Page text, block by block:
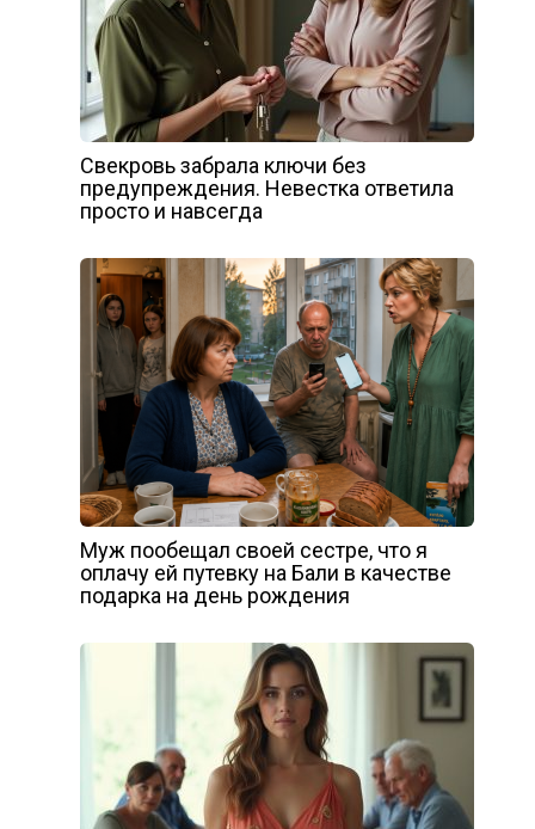
Свекровь забрала ключи без
предупреждения. Невестка ответила
просто и навсегда
Муж пообещал своей сестре, что я
оплачу ей путевку на Бали в качестве
подарка на день рождения